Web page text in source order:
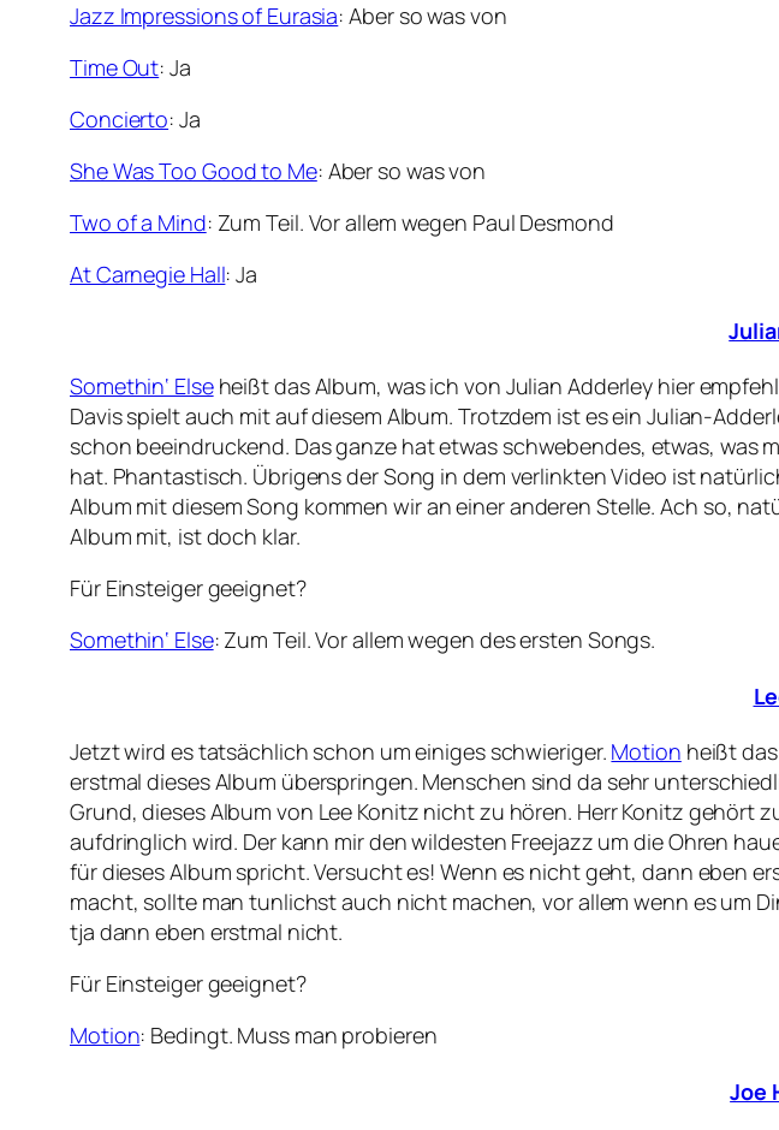
Jazz Impressions of Eurasia: Aber so was von
Time Out: Ja
Concierto: Ja
She Was Too Good to Me: Aber so was von
Two of a Mind: Zum Teil. Vor allem wegen Paul Desmond
At Carnegie Hall: Ja
Somethin‘ Elseheißt das Album, was ich von Julian Adderley hier
Davis spielt auch mit auf diesem Album. Trotzdem ist es ein Julian-
schon beeindruckend. Das ganze hat etwas schwebendes, etwas, was
hat. Phantastisch. Übrigens der Song in dem verlinkten Video ist
Album mit diesem Song kommen wir an einer anderen Stelle. Ach so,
Album mit, ist doch klar.
Für Einsteiger geeignet?
Somethin‘ Else: Zum Teil. Vor allem wegen des ersten Songs.
Jetzt wird es tatsächlich schon um einiges schwieriger. Motion heißt
erstmal dieses Album überspringen. Menschen sind da sehr
Grund, dieses Album von Lee Konitz nicht zu hören. Herr Konitz gehört
aufdringlich wird. Der kann mir den wildesten Freejazz um die Ohren
für dieses Album spricht. Versucht es! Wenn es nicht geht, dann eben
macht, sollte man tunlichst auch nicht machen, vor allem wenn es um
tja dann eben erstmal nicht.
Für Einsteiger geeignet?
Motion: Bedingt. Muss man probieren
Joe